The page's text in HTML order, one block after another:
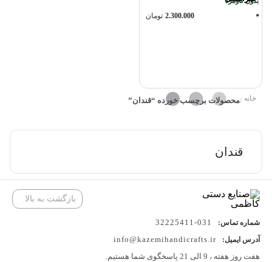
تومان 2.300.000
خانه /محصولات برچسب خورده “قندان”
قندان
بازگشت به بالا
شماره تماس: 031-32225411
آدرس ایمیل:
info@kazemihandicrafts.ir
هفت روز هفته ، 9 الی 21 پاسخگوی شما هستیم.